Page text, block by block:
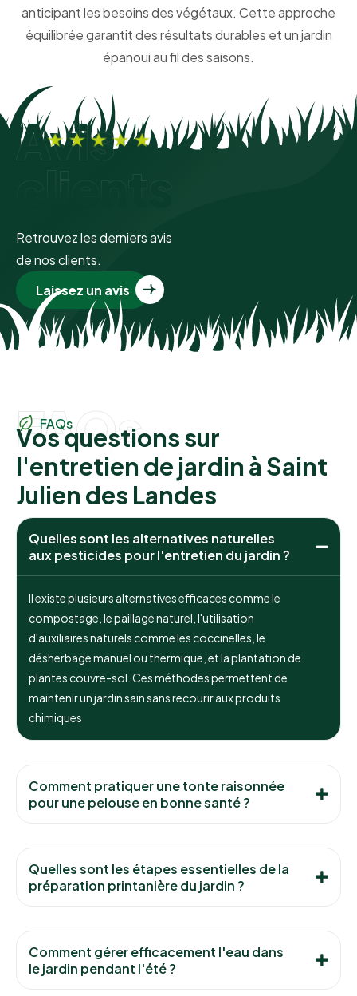
anticipant les besoins des végétaux. Cette approche
équilibrée garantit des résultats durables et un jardin
épanoui au fil des saisons.
Avis
Retrouvez les derniers avis
de nos clients.
Laissez un avis
FAQs
FAQs
Vos questions sur
l'entretien de jardin à Saint
Julien des Landes
Quelles sont les alternatives naturelles
aux pesticides pour l'entretien du jardin ?
Il existe plusieurs alternatives efficaces comme le
compostage, le paillage naturel, l'utilisation
d'auxiliaires naturels comme les coccinelles, le
désherbage manuel ou thermique, et la plantation de
plantes couvre-sol. Ces méthodes permettent de
maintenir un jardin sain sans recourir aux produits
chimiques
Comment pratiquer une tonte raisonnée
pour une pelouse en bonne santé ?
Quelles sont les étapes essentielles de la
préparation printanière du jardin ?
Comment gérer efficacement l'eau dans
le jardin pendant l'été ?